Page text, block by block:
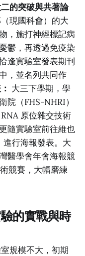
的突破與共著論
現國科會）的大
，施打神經標記病
鬱，再透過免疫染
逢實驗室發表期刊
，並名列共同作
大三下學期，學
院（FHS-NHRI）
原位雜交技術
隨實驗室前往維也
進行海報發表。大
醫學會年會海報競
競賽，大幅磨練
的實戰與時
規模不大，初期